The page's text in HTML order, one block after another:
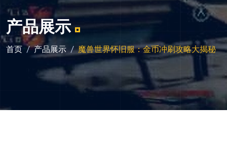
产品展示
首页 产品展示 魔兽世界怀旧服：金币冲刷攻略大揭秘